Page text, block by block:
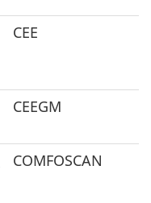
CEE
CEEGM
COMFOSCAN